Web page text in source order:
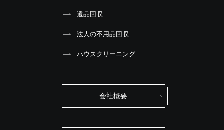
遺品回収
法人の不用品回収
ハウスクリーニング
会社概要